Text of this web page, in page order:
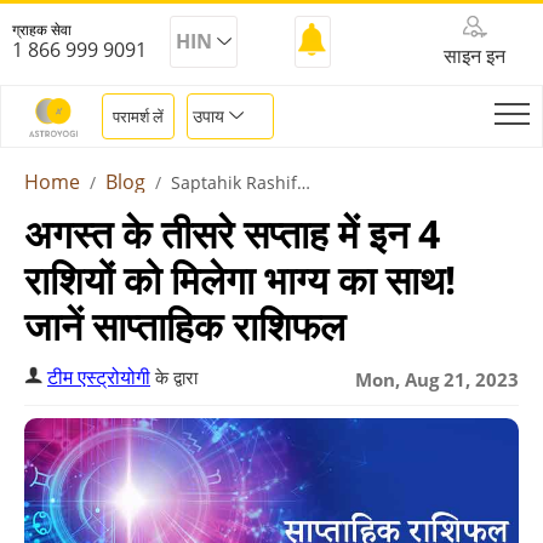
ग्राहक सेवा
1 866 999 9091 HIN
साइन इन
परामर्श लें उपाय
Home Blog Saptahik Rashifal 21 August To 27 August 2023
अगस्त के तीसरे सप्ताह में इन 4
राशियों को मिलेगा भाग्य का साथ!
जानें साप्ताहिक राशिफल
Mon, Aug 21, 2023
टीम एस्ट्रोयोगीके द्वारा